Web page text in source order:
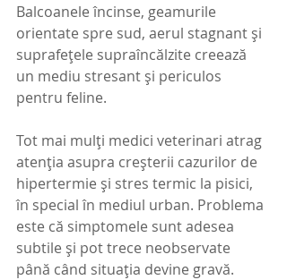
Balcoanele încinse, geamurile
orientate spre sud, aerul stagnant și
suprafețele supraîncălzite creează
un mediu stresant și periculos
pentru feline.
Tot mai mulți medici veterinari atrag
atenția asupra creșterii cazurilor de
hipertermie și stres termic la pisici,
în special în mediul urban. Problema
este că simptomele sunt adesea
subtile și pot trece neobservate
până când situația devine gravă.